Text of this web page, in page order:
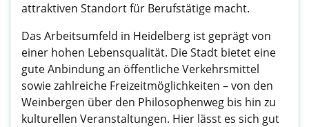
attraktiven Standort für Berufstätige macht.
Das Arbeitsumfeld in Heidelberg ist geprägt von
einer hohen Lebensqualität. Die Stadt bietet eine
gute Anbindung an öffentliche Verkehrsmittel
sowie zahlreiche Freizeitmöglichkeiten – von den
Weinbergen über den Philosophenweg bis hin zu
kulturellen Veranstaltungen. Hier lässt es sich gut